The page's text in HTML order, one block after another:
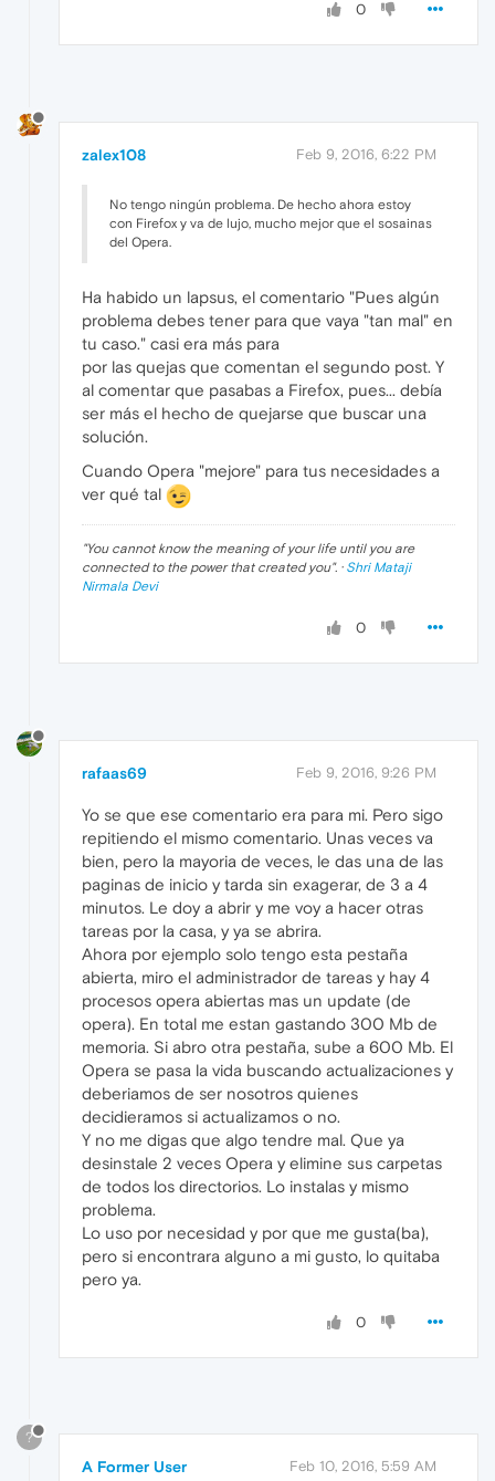
0
zalex108 Feb 9, 2016, 6:22 PM
No tengo ningún problema. De hecho ahora estoy
con Firefox y va de lujo, mucho mejor que el sosainas
del Opera.
Ha habido un lapsus, el comentario "Pues algún
problema debes tener para que vaya "tan mal" en
tu caso." casi era más para
por las quejas que comentan el segundo post. Y
al comentar que pasabas a Firefox, pues... debía
ser más el hecho de quejarse que buscar una
solución.
Cuando Opera "mejore" para tus necesidades a
ver qué tal
"You cannot know the meaning of your life until you are
connected to the power that created you". · Shri Mataji
Nirmala Devi
0
rafaas69 Feb 9, 2016, 9:26 PM
Yo se que ese comentario era para mi. Pero sigo
repitiendo el mismo comentario. Unas veces va
bien, pero la mayoria de veces, le das una de las
paginas de inicio y tarda sin exagerar, de 3 a 4
minutos. Le doy a abrir y me voy a hacer otras
tareas por la casa, y ya se abrira.
Ahora por ejemplo solo tengo esta pestaña
abierta, miro el administrador de tareas y hay 4
procesos opera abiertas mas un update (de
opera). En total me estan gastando 300 Mb de
memoria. Si abro otra pestaña, sube a 600 Mb. El
Opera se pasa la vida buscando actualizaciones y
deberiamos de ser nosotros quienes
decidieramos si actualizamos o no.
Y no me digas que algo tendre mal. Que ya
desinstale 2 veces Opera y elimine sus carpetas
de todos los directorios. Lo instalas y mismo
problema.
Lo uso por necesidad y por que me gusta(ba),
pero si encontrara alguno a mi gusto, lo quitaba
pero ya.
0
?
A Former User Feb 10, 2016, 5:59 AM